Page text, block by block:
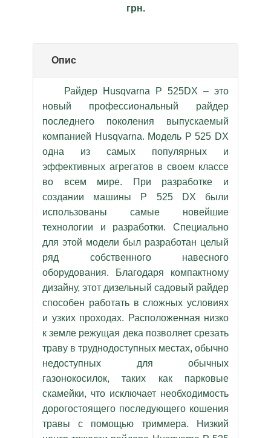
грн.
Опис
Райдер Husqvarna P 525DX – это
новый профессиональный райдер
последнего поколения выпускаемый
компанией Husqvarna. Модель P 525 DX
одна из самых популярных и
эффективных агрегатов в своем классе
во всем мире. При разработке и
создании машины P 525 DX были
использованы самые новейшие
технологии и разработки. Специально
для этой модели был разработан целый
ряд собственного навесного
оборудования. Благодаря компактному
дизайну, этот дизельный садовый райдер
способен работать в сложных условиях
и узких проходах. Расположенная низко
к земле режущая дека позволяет срезать
траву в труднодоступных местах, обычно
недоступных для обычных
газонокосилок, таких как парковые
скамейки, что исключает необходимость
дорогостоящего последующего кошения
травы с помощью триммера. Низкий